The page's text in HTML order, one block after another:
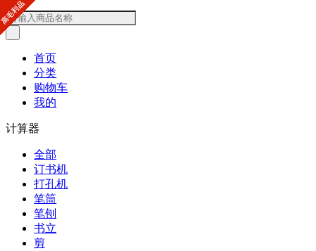
首页
分类
购物车
我的
计算器
全部
订书机
打孔机
笔筒
笔刨
书立
剪